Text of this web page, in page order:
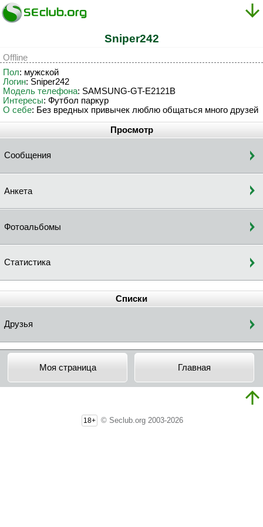
Sniper242
Offline
Пол: мужской
Логин: Sniper242
Модель телефона: SAMSUNG-GT-E2121B
Интересы: Футбол паркур
О себе: Без вредных привычек люблю общаться много друзей
Просмотр
Сообщения
Анкета
Фотоальбомы
Статистика
Списки
Друзья
Моя страница Главная
18+ © Seclub.org 2003-2026